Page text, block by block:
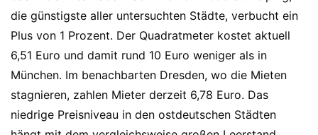
die günstigste aller untersuchten Städte, verbucht ein
Plus von 1 Prozent. Der Quadratmeter kostet aktuell
6,51 Euro und damit rund 10 Euro weniger als in
München. Im benachbarten Dresden, wo die Mieten
stagnieren, zahlen Mieter derzeit 6,78 Euro. Das
niedrige Preisniveau in den ostdeutschen Städten